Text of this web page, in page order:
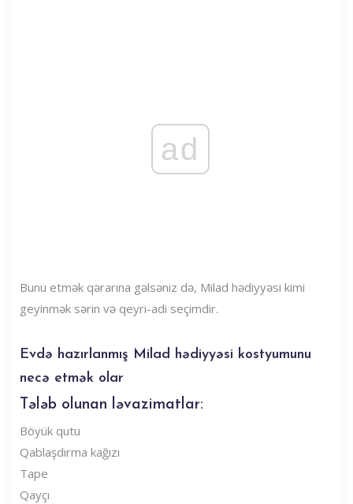
ad
Bunu etmək qərarına gəlsəniz də, Milad hədiyyəsi kimi
geyinmək sərin və qeyri-adi seçimdir.
Evdə hazırlanmış Milad hədiyyəsi kostyumunu
necə etmək olar
Tələb olunan ləvazimatlar:
Böyük qutu
Qablaşdırma kağızı
Tape
Qayçı